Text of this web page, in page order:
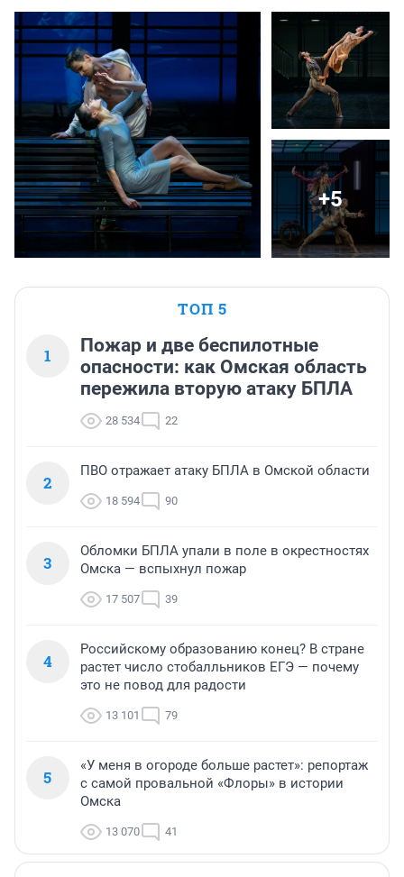
+5
ТОП 5
1
Пожар и две беспилотные
опасности: как Омская область
пережила вторую атаку БПЛА
28 534 22
2
ПВО отражает атаку БПЛА в Омской области
18 594 90
3
Обломки БПЛА упали в поле в окрестностях
Омска — вспыхнул пожар
17 507 39
4
Российскому образованию конец? В стране
растет число стобалльников ЕГЭ — почему
это не повод для радости
13 101 79
5
«У меня в огороде больше растет»: репортаж
с самой провальной «Флоры» в истории
Омска
13 070 41